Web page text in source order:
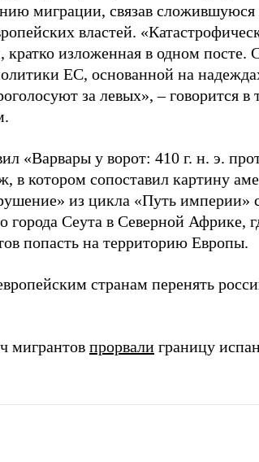
миграции, связав
властей.
изложенная в одном посте.
ЕС, основанной на
за левых», – говорится в
«Варвары у ворот: 410 г. н. э.
в котором сопоставил картину
из цикла «Путь империи»
города Сеута в Северной Африке,
попасть на территорию Европы.
странам перенять
мигрантов прорвали границу